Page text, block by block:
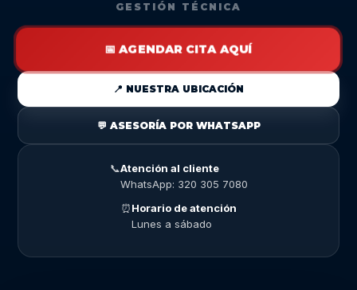
GESTIÓN TÉCNICA
📅 AGENDAR CITA AQUÍ
📍 NUESTRA UBICACIÓN
💬 ASESORÍA POR WHATSAPP
📞Atención al cliente
WhatsApp: 320 305 7080
⏰Horario de atención
Lunes a sábado